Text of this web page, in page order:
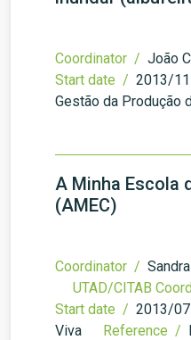
Coordinator / João
Start date / 2013/11
Gestão da Produção
A Minha Escola
(AMEC)
Coordinator /
UTAD/CITAB
Start date / 2013/07
Viva
Reference /